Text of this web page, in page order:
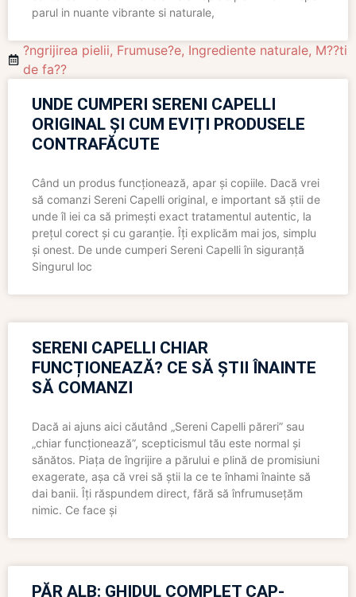
parul in nuante vibrante si naturale,
?ngrijirea pielii, Frumuse?e, Ingrediente naturale, M??ti
de fa??
UNDE CUMPERI SERENI CAPELLI
ORIGINAL ȘI CUM EVIȚI PRODUSELE
CONTRAFĂCUTE
Când un produs funcționează, apar și copiile. Dacă vrei
să comanzi Sereni Capelli original, e important să știi de
unde îl iei ca să primești exact tratamentul autentic, la
prețul corect și cu garanție. Îți explicăm mai jos, simplu
și onest. De unde cumperi Sereni Capelli în siguranță
Singurul loc
SERENI CAPELLI CHIAR
FUNCȚIONEAZĂ? CE SĂ ȘTII ÎNAINTE
SĂ COMANZI
Dacă ai ajuns aici căutând „Sereni Capelli păreri” sau
„chiar funcționează”, scepticismul tău este normal și
sănătos. Piața de îngrijire a părului e plină de promisiuni
exagerate, așa că vrei să știi la ce te înhami înainte să
dai banii. Îți răspundem direct, fără să înfrumusețăm
nimic. Ce face și
PĂR ALB: GHIDUL COMPLET CAP-